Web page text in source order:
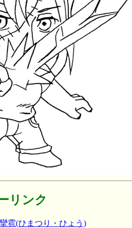
リンク
雹(ひまつり・ひょう)